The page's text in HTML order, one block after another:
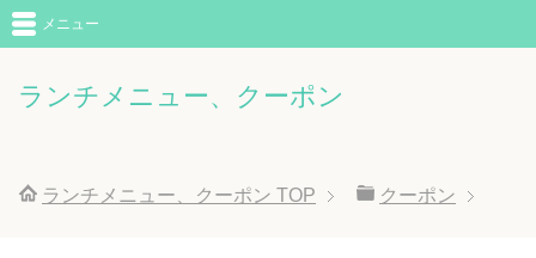
ランチメニュー、クーポン
メニュー
ランチメニュー、クーポン TOP クーポン